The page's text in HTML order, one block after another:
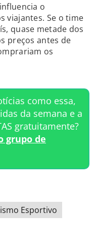
o
viajantes. Se o time
quase metade dos
preços antes de
os
como essa,
da semana e a
gratuitamente?
grupo de
Esportivo